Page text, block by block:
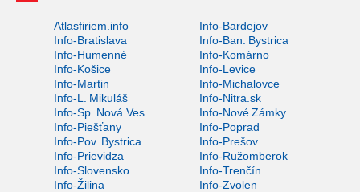
Atlasfiriem.info
Info-Bardejov
Info-Bratislava
Info-Ban. Bystrica
Info-Humenné
Info-Komárno
Info-Košice
Info-Levice
Info-Martin
Info-Michalovce
Info-L. Mikuláš
Info-Nitra.sk
Info-Sp. Nová Ves
Info-Nové Zámky
Info-Piešťany
Info-Poprad
Info-Pov. Bystrica
Info-Prešov
Info-Prievidza
Info-Ružomberok
Info-Slovensko
Info-Trenčín
Info-Žilina
Info-Zvolen